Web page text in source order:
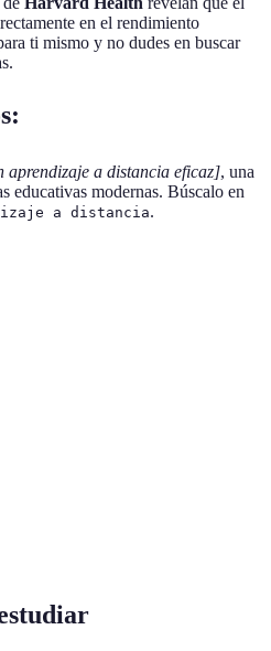
en el rendimiento
ti mismo y no dudes en buscar
aprendizaje a distancia eficaz], una
educativas modernas. Búscalo en
a distancia.